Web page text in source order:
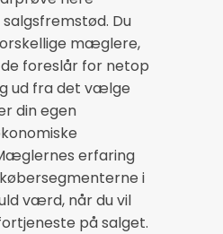
Du
mæglere,
foreslår for netop
ud fra det vælge
din egen
erfaring
i
værd, når du vil
på salget.